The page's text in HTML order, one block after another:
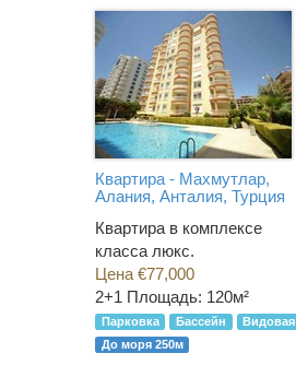
Квартира - Махмутлар,
Алания, Анталия, Турция
Квартира в комплексе
класса люкс.
Цена €77,000
2+1 Площадь: 120м²
Парковка Бассейн
Видовая
До моря 250м